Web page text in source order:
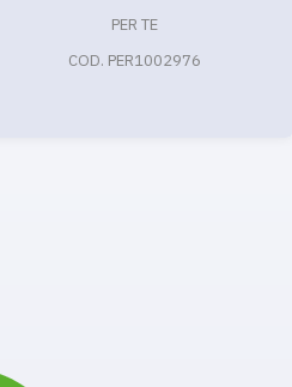
PER TE
COD. PER1002976